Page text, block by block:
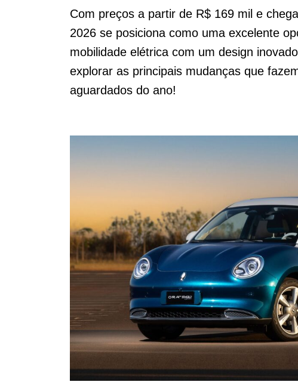
Com preços a partir de R$ 169 mil e
2026 se posiciona como uma excelente
mobilidade elétrica com um design
explorar as principais mudanças que
aguardados do ano!